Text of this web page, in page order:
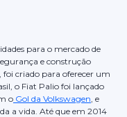
para o mercado de
e construção
criado para oferecer um
o Fiat Palio foi lançado
o Gol da Volkswagen , e
a vida. Até que em 2014